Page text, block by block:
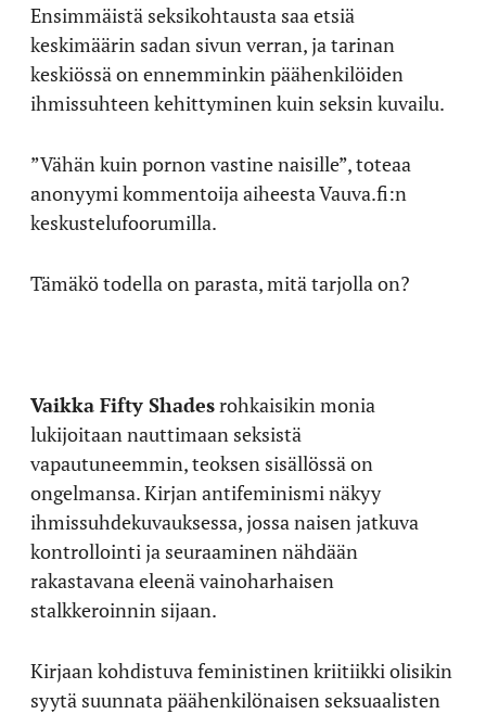
Ensimmäistä seksikohtausta saa etsiä
keskimäärin sadan sivun verran, ja tarinan
keskiössä on ennemminkin päähenkilöiden
ihmissuhteen kehittyminen kuin seksin kuvailu.
”Vähän kuin pornon vastine naisille”, toteaa
anonyymi kommentoija aiheesta Vauva.fi:n
keskustelufoorumilla.
Tämäkö todella on parasta, mitä tarjolla on?
Vaikka Fifty Shadesrohkaisikin monia
lukijoitaan nauttimaan seksistä
vapautuneemmin, teoksen sisällössä on
ongelmansa. Kirjan antifeminismi näkyy
ihmissuhdekuvauksessa, jossa naisen jatkuva
kontrollointi ja seuraaminen nähdään
rakastavana eleenä vainoharhaisen
stalkkeroinnin sijaan.
Kirjaan kohdistuva feministinen kriitiikki olisikin
syytä suunnata päähenkilönaisen seksuaalisten